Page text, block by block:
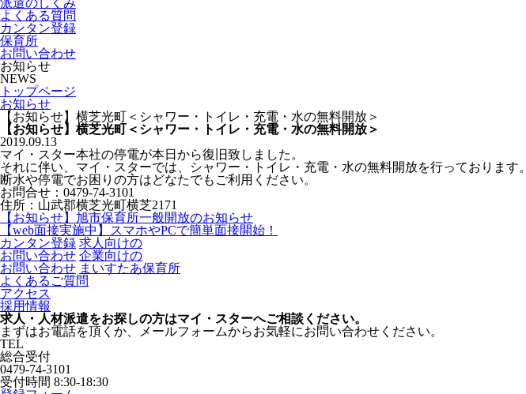
派遣のしくみ
よくある質問
カンタン登録
保育所
お問い合わせ
お知らせ
NEWS
トップページ
お知らせ
【お知らせ】横芝光町＜シャワー・トイレ・充電・水の無料開放＞
【お知らせ】横芝光町＜シャワー・トイレ・充電・水の無料開放＞
2019.09.13
マイ・スター本社の停電が本日から復旧致しました。
それに伴い、マイ・スターでは、シャワー・トイレ・充電・水の無料開放を行っております。
断水や停電でお困りの方はどなたでもご利用ください。
お問合せ：0479-74-3101
住所：山武郡横芝光町横芝2171
【お知らせ】旭市保育所一般開放のお知らせ
【web面接実施中】スマホやPCで簡単面接開始！
カンタン登録 求人 向けの
お問い合わせ 企業向けの
お問い合わせ まいすたあ保育所
よくあるご質問
アクセス
採用情報
求人・人材派遣をお探しの方はマイ・スターへご相談ください。
まずはお電話を頂くか、メールフォームからお気軽にお問い合わせください。
TEL
総合受付
0479-74-3101
受付時間 8:30-18:30